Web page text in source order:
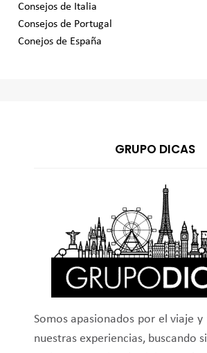
Consejos de Italia
Consejos de Portugal
Conejos de España
GRUPO DICAS
Somos apasionados por el viaje
nuestras experiencias, buscando